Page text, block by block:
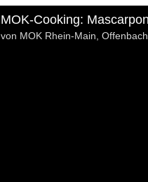
MOK-Cooking:
von MOK Rhein-Main, Offenbach